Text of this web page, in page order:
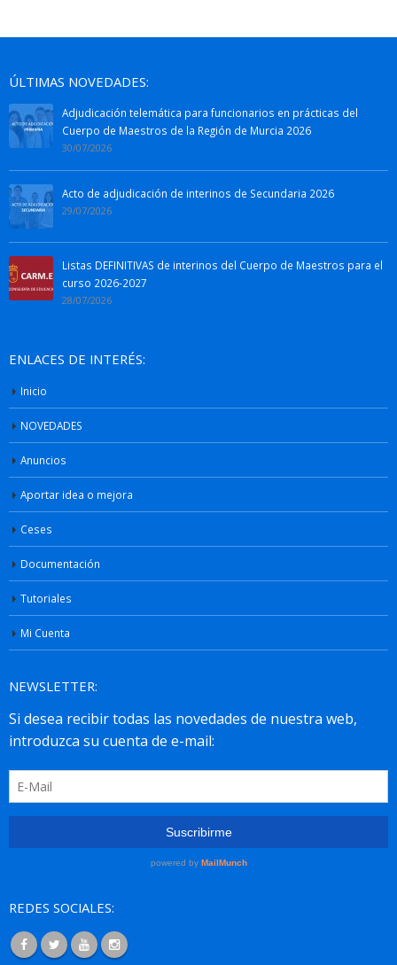
ÚLTIMAS NOVEDADES:
Adjudicación telemática para funcionarios en prácticas del
Cuerpo de Maestros de la Región de Murcia 2026
30/07/2026
Acto de adjudicación de interinos de Secundaria 2026
29/07/2026
Listas DEFINITIVAS de interinos del Cuerpo de Maestros para el
curso 2026-2027
28/07/2026
ENLACES DE INTERÉS:
Inicio
NOVEDADES
Anuncios
Aportar idea o mejora
Ceses
Documentación
Tutoriales
Mi Cuenta
NEWSLETTER:
REDES SOCIALES: